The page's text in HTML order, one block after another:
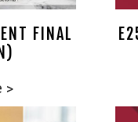
FINAL
>